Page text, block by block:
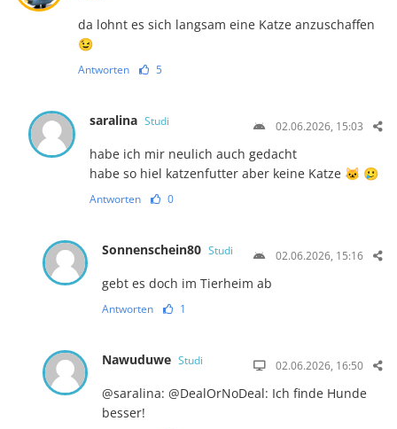
da lohnt es sich langsam eine Katze anzuschaffen
😉
Antworten 5
saralina Studi 02.06.2026, 15:03
habe ich mir neulich auch gedacht
habe so hiel katzenfutter aber keine Katze 🐱 🥲
Antworten 0
Sonnenschein80 Studi 02.06.2026, 15:16
gebt es doch im Tierheim ab
Antworten 1
Nawuduwe Studi 02.06.2026, 16:50
@saralina: @DealOrNoDeal: Ich finde Hunde
besser!